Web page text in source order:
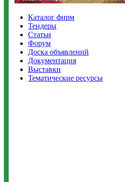
Каталог фирм
Тендеры
Статьи
Форум
Доска объявлений
Документация
Выставки
Тематические ресурсы